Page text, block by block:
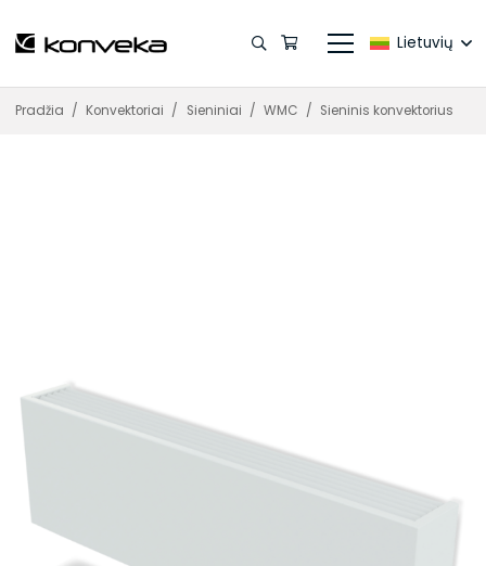
Lietuvių
Pradžia / Konvektoriai / Sieniniai / WMC / Sieninis konvektorius